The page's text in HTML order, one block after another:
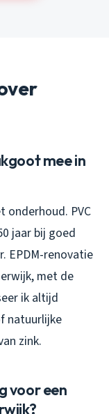
mee in
onderhoud. PVC
jaar bij goed
EPDM-renovatie
met de
ik altijd
natuurlijke
zink.
voor een